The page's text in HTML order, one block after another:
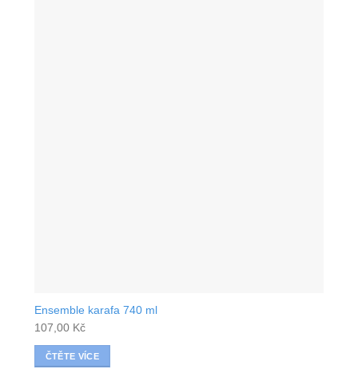
Ensemble karafa 740 ml
107,00 Kč
ČTĚTE VÍCE